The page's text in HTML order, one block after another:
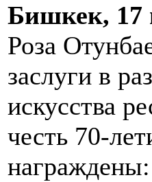
Бишкек, 17
Роза
заслуги в
искусства
честь 70-
награждены: